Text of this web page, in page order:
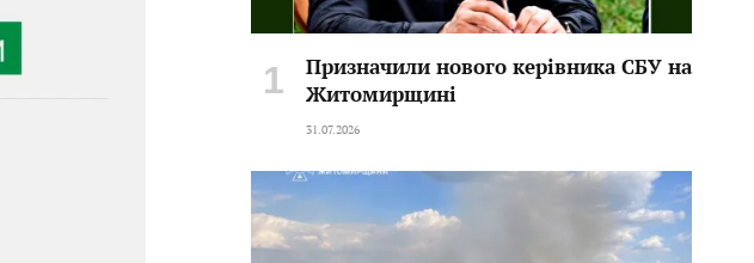
Призначили нового керівника СБУ на
Житомирщині
31.07.2026